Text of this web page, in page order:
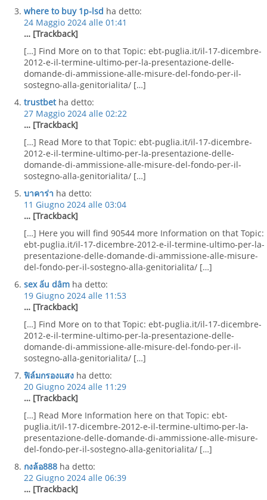
where to buy 1p-lsd ha detto:
24 Maggio 2024 alle 01:41
… [Trackback]
[…] Find More on to that Topic: ebt-puglia.it/il-17-dicembre-
2012-e-il-termine-ultimo-per-la-presentazione-delle-
domande-di-ammissione-alle-misure-del-fondo-per-il-
sostegno-alla-genitorialita/ […]
trustbet ha detto:
27 Maggio 2024 alle 02:22
… [Trackback]
[…] Read More to that Topic: ebt-puglia.it/il-17-dicembre-
2012-e-il-termine-ultimo-per-la-presentazione-delle-
domande-di-ammissione-alle-misure-del-fondo-per-il-
sostegno-alla-genitorialita/ […]
บาคาร่า ha detto:
11 Giugno 2024 alle 03:04
… [Trackback]
[…] Here you will find 90544 more Information on that Topic:
ebt-puglia.it/il-17-dicembre-2012-e-il-termine-ultimo-per-la-
presentazione-delle-domande-di-ammissione-alle-misure-
del-fondo-per-il-sostegno-alla-genitorialita/ […]
sex ấu dâm ha detto:
19 Giugno 2024 alle 11:53
… [Trackback]
[…] Find More on to that Topic: ebt-puglia.it/il-17-dicembre-
2012-e-il-termine-ultimo-per-la-presentazione-delle-
domande-di-ammissione-alle-misure-del-fondo-per-il-
sostegno-alla-genitorialita/ […]
ฟิล์มกรองแสง ha detto:
20 Giugno 2024 alle 11:29
… [Trackback]
[…] Read More Information here on that Topic: ebt-
puglia.it/il-17-dicembre-2012-e-il-termine-ultimo-per-la-
presentazione-delle-domande-di-ammissione-alle-misure-
del-fondo-per-il-sostegno-alla-genitorialita/ […]
กงล้อ888 ha detto:
22 Giugno 2024 alle 06:39
… [Trackback]